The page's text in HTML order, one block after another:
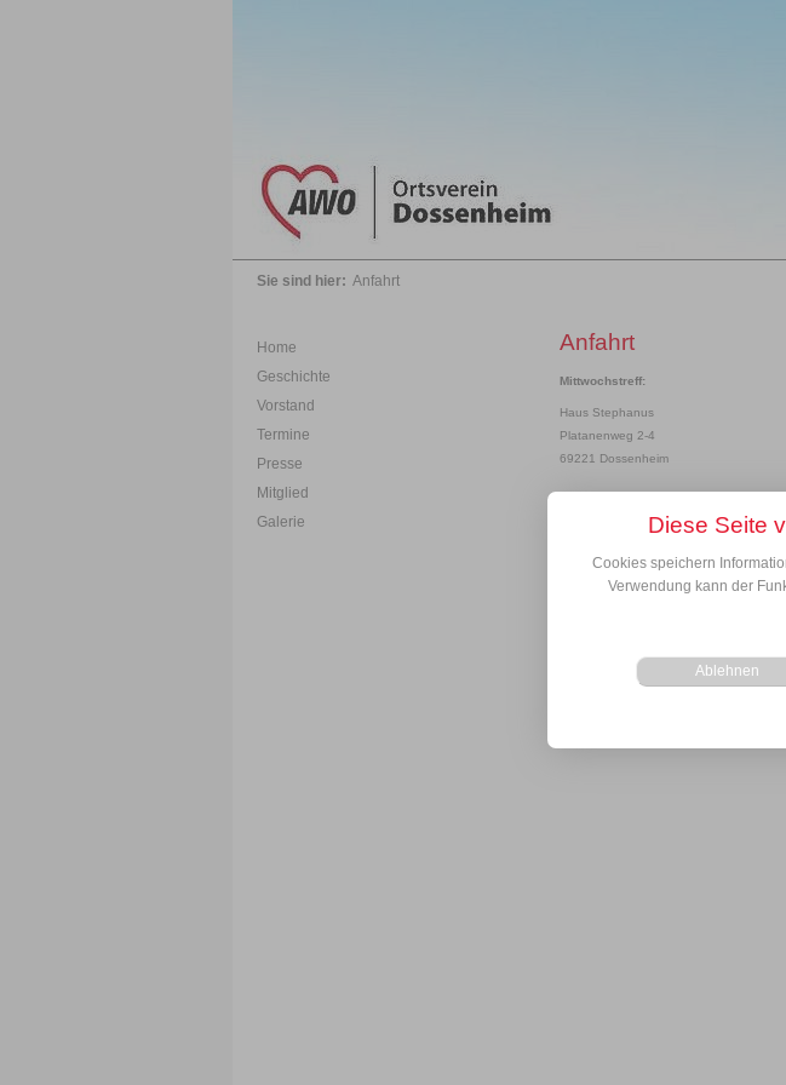
Sie sind hier: Anfahrt
Home
Geschichte
Vorstand
Termine
Presse
Mitglied
Galerie
Anfahrt
Mittwochstreff:
Haus Stephanus
Platanenweg 2-4
69221 Dossenheim
Diese Seite
Cookies speichern
Verwendung kann der
Ablehnen